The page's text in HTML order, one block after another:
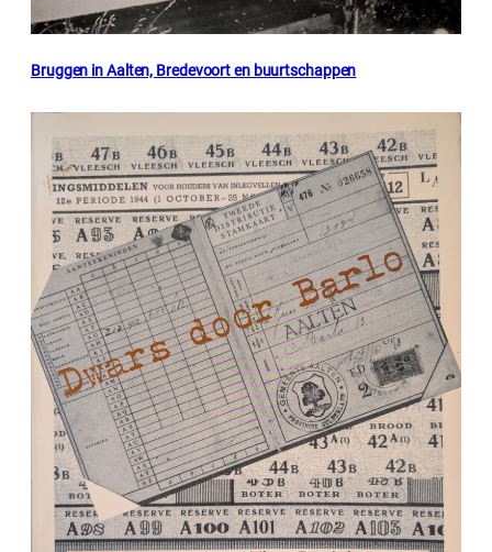
Bruggen in Aalten, Bredevoort en buurtschappen